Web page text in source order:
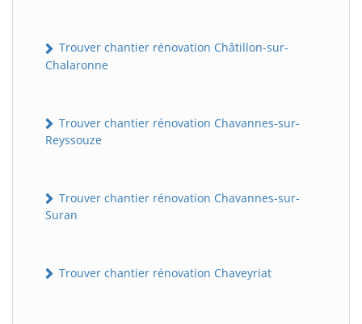
Trouver chantier rénovation Châtillon-sur-
Chalaronne
Trouver chantier rénovation Chavannes-sur-
Reyssouze
Trouver chantier rénovation Chavannes-sur-
Suran
Trouver chantier rénovation Chaveyriat